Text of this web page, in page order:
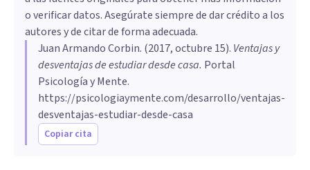
o verificar datos. Asegúrate siempre de dar crédito a los
autores y de citar de forma adecuada.
Juan Armando Corbin. (2017, octubre 15). Ventajas y
desventajas de estudiar desde casa. Portal
Psicología y Mente.
https://psicologiaymente.com/desarrollo/ventajas-
desventajas-estudiar-desde-casa
Copiar cita